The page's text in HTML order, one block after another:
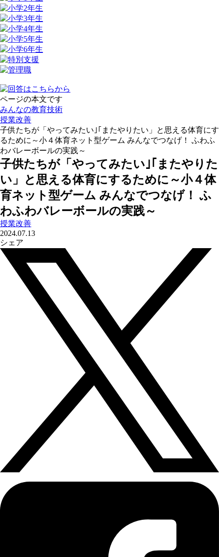
ページの本文です
みんなの教育技術
授業改善
子供たちが「やってみたい｣｢またやりたい」と思える体育にす
るために～小４体育ネット型ゲーム みんなでつなげ！ ふわふ
わバレーボールの実践～
子供たちが「やってみたい｣｢またやりた
い」と思える体育にするために～小４体
育ネット型ゲーム みんなでつなげ！ ふ
わふわバレーボールの実践～
授業改善
2024.07.13
シェア